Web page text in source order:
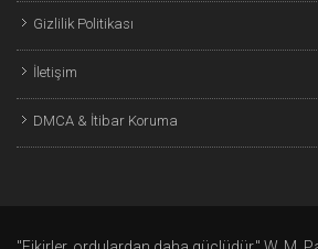
Gizlilik Politikası
İletişim
DMCA & İtibar Koruma